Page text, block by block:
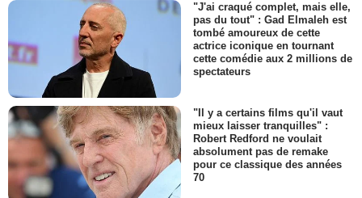
"J'ai craqué complet, mais elle,
pas du tout" : Gad Elmaleh est
tombé amoureux de cette
actrice iconique en tournant
cette comédie aux 2 millions de
spectateurs
"Il y a certains films qu'il vaut
mieux laisser tranquilles" :
Robert Redford ne voulait
absolument pas de remake
pour ce classique des années
70